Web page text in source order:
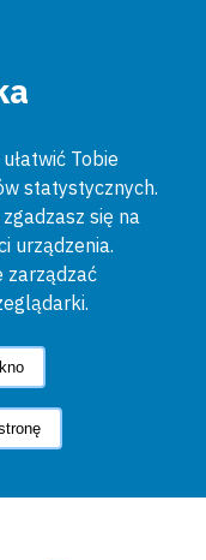
Tobie
statystycznych.
się na
urządzenia.
zarządzać